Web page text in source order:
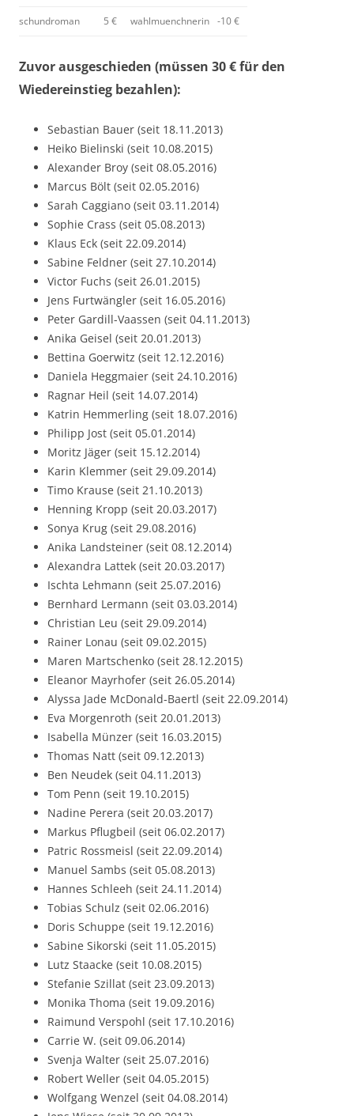
schundroman 5 € wahlmuenchnerin -10 €
Zuvor ausgeschieden (müssen 30 € für den
Wiedereinstieg bezahlen):
Sebastian Bauer (seit 18.11.2013)
Heiko Bielinski (seit 10.08.2015)
Alexander Broy (seit 08.05.2016)
Marcus Bölt (seit 02.05.2016)
Sarah Caggiano (seit 03.11.2014)
Sophie Crass (seit 05.08.2013)
Klaus Eck (seit 22.09.2014)
Sabine Feldner (seit 27.10.2014)
Victor Fuchs (seit 26.01.2015)
Jens Furtwängler (seit 16.05.2016)
Peter Gardill-Vaassen (seit 04.11.2013)
Anika Geisel (seit 20.01.2013)
Bettina Goerwitz (seit 12.12.2016)
Daniela Heggmaier (seit 24.10.2016)
Ragnar Heil (seit 14.07.2014)
Katrin Hemmerling (seit 18.07.2016)
Philipp Jost (seit 05.01.2014)
Moritz Jäger (seit 15.12.2014)
Karin Klemmer (seit 29.09.2014)
Timo Krause (seit 21.10.2013)
Henning Kropp (seit 20.03.2017)
Sonya Krug (seit 29.08.2016)
Anika Landsteiner (seit 08.12.2014)
Alexandra Lattek (seit 20.03.2017)
Ischta Lehmann (seit 25.07.2016)
Bernhard Lermann (seit 03.03.2014)
Christian Leu (seit 29.09.2014)
Rainer Lonau (seit 09.02.2015)
Maren Martschenko (seit 28.12.2015)
Eleanor Mayrhofer (seit 26.05.2014)
Alyssa Jade McDonald-Baertl (seit 22.09.2014)
Eva Morgenroth (seit 20.01.2013)
Isabella Münzer (seit 16.03.2015)
Thomas Natt (seit 09.12.2013)
Ben Neudek (seit 04.11.2013)
Tom Penn (seit 19.10.2015)
Nadine Perera (seit 20.03.2017)
Markus Pflugbeil (seit 06.02.2017)
Patric Rossmeisl (seit 22.09.2014)
Manuel Sambs (seit 05.08.2013)
Hannes Schleeh (seit 24.11.2014)
Tobias Schulz (seit 02.06.2016)
Doris Schuppe (seit 19.12.2016)
Sabine Sikorski (seit 11.05.2015)
Lutz Staacke (seit 10.08.2015)
Stefanie Szillat (seit 23.09.2013)
Monika Thoma (seit 19.09.2016)
Raimund Verspohl (seit 17.10.2016)
Carrie W. (seit 09.06.2014)
Svenja Walter (seit 25.07.2016)
Robert Weller (seit 04.05.2015)
Wolfgang Wenzel (seit 04.08.2014)